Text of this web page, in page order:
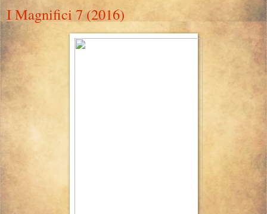
I Magnifici 7 (2016)